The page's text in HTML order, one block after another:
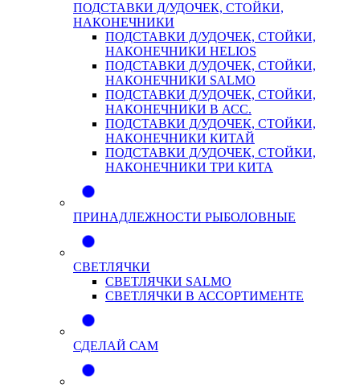
ПОДСТАВКИ Д/УДОЧЕК, СТОЙКИ,
НАКОНЕЧНИКИ
ПОДСТАВКИ Д/УДОЧЕК, СТОЙКИ,
НАКОНЕЧНИКИ HELIOS
ПОДСТАВКИ Д/УДОЧЕК, СТОЙКИ,
НАКОНЕЧНИКИ SALMO
ПОДСТАВКИ Д/УДОЧЕК, СТОЙКИ,
НАКОНЕЧНИКИ В АСС.
ПОДСТАВКИ Д/УДОЧЕК, СТОЙКИ,
НАКОНЕЧНИКИ КИТАЙ
ПОДСТАВКИ Д/УДОЧЕК, СТОЙКИ,
НАКОНЕЧНИКИ ТРИ КИТА
ПРИНАДЛЕЖНОСТИ РЫБОЛОВНЫЕ
СВЕТЛЯЧКИ
СВЕТЛЯЧКИ SALMO
СВЕТЛЯЧКИ В АССОРТИМЕНТЕ
СДЕЛАЙ САМ